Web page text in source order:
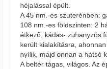
héjalással épült.
A 45 nm.-es szuterénben:
108 nm.-es földszinten: 2
étkező, kádas- zuhanyzós
került kialakításra,
nyílik, majd onnan a hátsó
A beltér tágas, világos. Az